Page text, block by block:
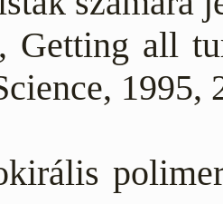
Getting all
1995,